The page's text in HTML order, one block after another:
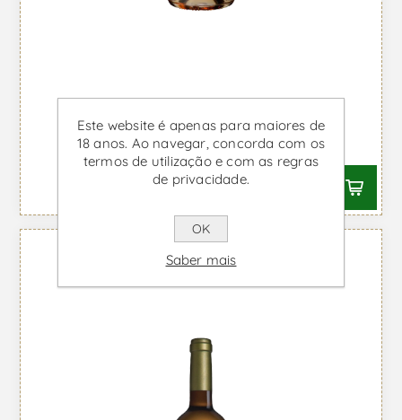
Puro Talha - Vinho Branco
Desde €29,54 IVA incl.
Este website é apenas para maiores de
18 anos. Ao navegar, concorda com os
termos de utilização e com as regras
de privacidade.
OK
Saber mais